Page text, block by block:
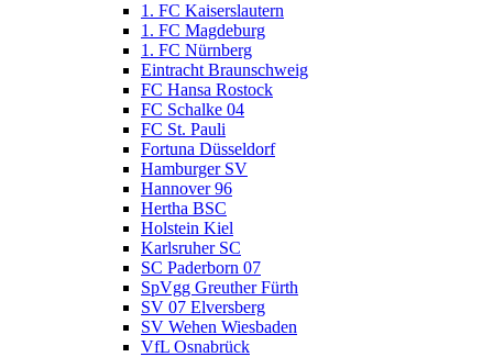
1. FC Kaiserslautern
1. FC Magdeburg
1. FC Nürnberg
Eintracht Braunschweig
FC Hansa Rostock
FC Schalke 04
FC St. Pauli
Fortuna Düsseldorf
Hamburger SV
Hannover 96
Hertha BSC
Holstein Kiel
Karlsruher SC
SC Paderborn 07
SpVgg Greuther Fürth
SV 07 Elversberg
SV Wehen Wiesbaden
VfL Osnabrück